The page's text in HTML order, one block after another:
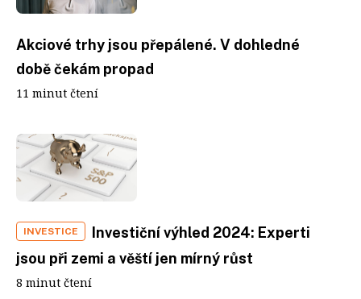
Akciové trhy jsou přepálené. V dohledné
době čekám propad
11 minut čtení
INVESTICE
Investiční výhled 2024: Experti
jsou při zemi a věští jen mírný růst
8 minut čtení